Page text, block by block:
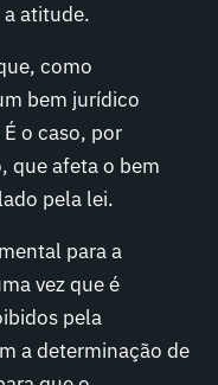
a atitude.
como
bem jurídico
o caso, por
que afeta o bem
pela lei.
para a
vez que é
pela
a determinação de